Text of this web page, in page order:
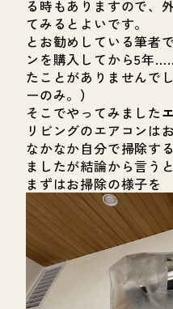
る時もありますので、
てみるとよいです。
とお勧めしている筆者
ンを購入してから5年
たことがありませんで
ーのみ。）
そこでやってみました
リビングのエアコンは
なかなか自分で掃除す
ましたが結論から言う
まずはお掃除の様子を